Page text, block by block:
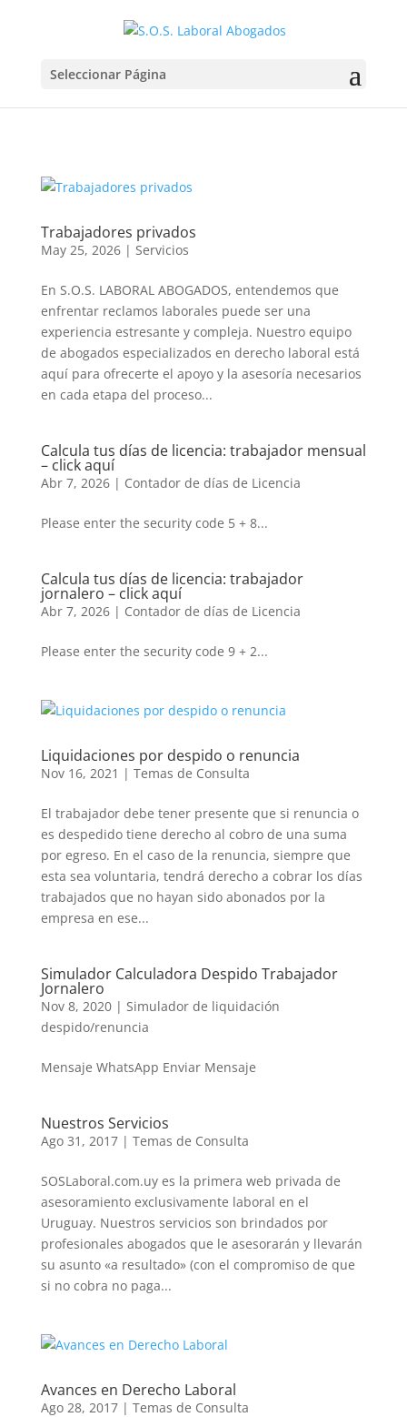
Seleccionar Página
Trabajadores privados
May 25, 2026| Servicios
En S.O.S. LABORAL ABOGADOS, entendemos que
enfrentar reclamos laborales puede ser una
experiencia estresante y compleja. Nuestro equipo
de abogados especializados en derecho laboral está
aquí para ofrecerte el apoyo y la asesoría necesarios
en cada etapa del proceso...
Calcula tus días de licencia: trabajador mensual
– click aquí
Abr 7, 2026| Contador de días de Licencia
Please enter the security code 5 + 8...
Calcula tus días de licencia: trabajador
jornalero – click aquí
Abr 7, 2026| Contador de días de Licencia
Please enter the security code 9 + 2...
Liquidaciones por despido o renuncia
Nov 16, 2021 | Temas de Consulta
El trabajador debe tener presente que si renuncia o
es despedido tiene derecho al cobro de una suma
por egreso. En el caso de la renuncia, siempre que
esta sea voluntaria, tendrá derecho a cobrar los días
trabajados que no hayan sido abonados por la
empresa en ese...
Simulador Calculadora Despido Trabajador
Jornalero
Nov 8, 2020| Simulador de liquidación
despido/renuncia
Mensaje WhatsApp Enviar Mensaje
Nuestros Servicios
Ago 31, 2017| Temas de Consulta
SOSLaboral.com.uy es la primera web privada de
asesoramiento exclusivamente laboral en el
Uruguay. Nuestros servicios son brindados por
profesionales abogados que le asesorarán y llevarán
su asunto «a resultado» (con el compromiso de que
si no cobra no paga...
Avances en Derecho Laboral
Ago 28, 2017| Temas de Consulta